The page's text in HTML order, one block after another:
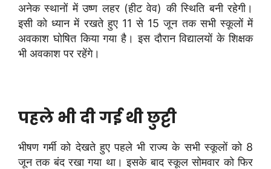
अनेक स्थानों में उष्ण लहर (हीट वेव) की स्थिति बनी रहेगी।
इसी को ध्यान में रखते हुए 11 से 15 जून तक सभी स्कूलों में
अवकाश घोषित किया गया है। इस दौरान विद्यालयों के शिक्षक
भी अवकाश पर रहेंगे।
पहले भी दी गई थी छुट्टी
भीषण गर्मी को देखते हुए पहले भी राज्य के सभी स्कूलों को 8
जून तक बंद रखा गया था। इसके बाद स्कूल सोमवार को फिर